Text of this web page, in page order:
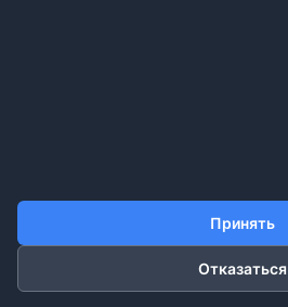
Принять
Отказаться